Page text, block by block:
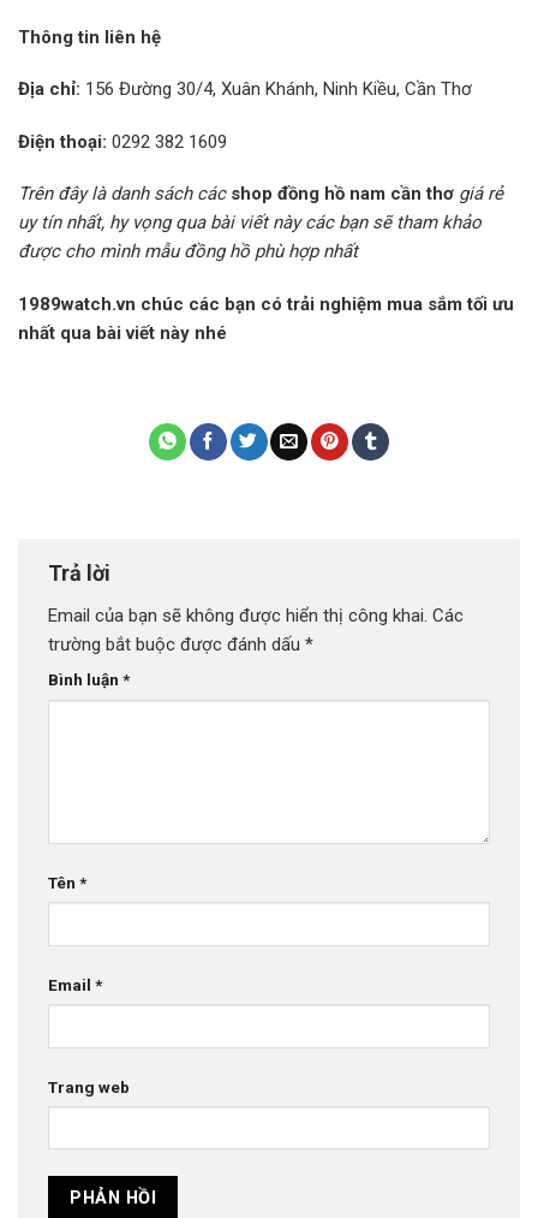
Thông tin liên hệ
Địa chỉ: 156 Đường 30/4, Xuân Khánh, Ninh Kiều, Cần Thơ
Điện thoại: 0292 382 1609
Trên đây là danh sách các shop đồng hồ nam cần thơ giá rẻ
uy tín nhất, hy vọng qua bài viết này các bạn sẽ tham khảo
được cho mình mẫu đồng hồ phù hợp nhất
1989watch.vn chúc các bạn có trải nghiệm mua sắm tối ưu
nhất qua bài viết này nhé
Trả lời
Email của bạn sẽ không được hiển thị công khai. Các
trường bắt buộc được đánh dấu *
Bình luận *
Tên *
Email *
Trang web